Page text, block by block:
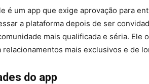
é um app que exige aprovação para
a plataforma depois de ser
mais qualificada e séria. Ele
relacionamentos mais exclusivos e de
do app